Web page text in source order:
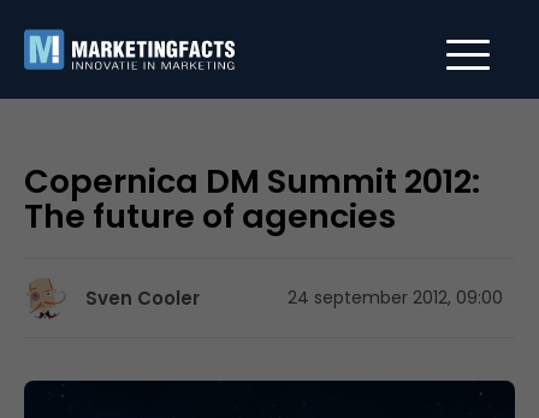
Copernica DM Summit 2012:
The future of agencies
Sven Cooler 24 september 2012, 09:00